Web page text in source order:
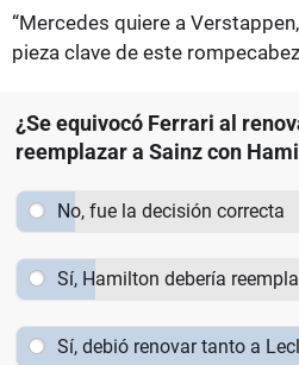
“Mercedes quiere a
pieza clave de este
¿Se equivocó Ferrari al
reemplazar a Sainz con
No, fue la decisión correcta
Sí, Hamilton debería
Sí, debió renovar tanto a